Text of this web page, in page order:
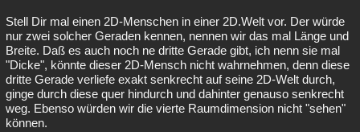
Stell Dir mal einen 2D-Menschen in einer 2D.Welt vor. Der würde
nur zwei solcher Geraden kennen, nennen wir das mal Länge und
Breite. Daß es auch noch ne dritte Gerade gibt, ich nenn sie mal
"Dicke", könnte dieser 2D-Mensch nicht wahrnehmen, denn diese
dritte Gerade verliefe exakt senkrecht auf seine 2D-Welt durch,
ginge durch diese quer hindurch und dahinter genauso senkrecht
weg. Ebenso würden wir die vierte Raumdimension nicht "sehen"
können.